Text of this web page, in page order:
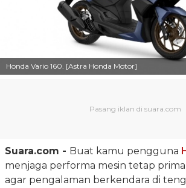
Honda Vario 160. [Astra Honda Motor]
Suara.com - Buat kamu pengguna
menjaga performa mesin tetap
agar pengalaman berkendara di